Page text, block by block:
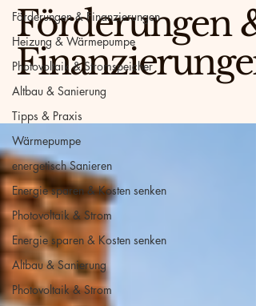
Förderungen & Finanzierungen
Heizung & Wärmepumpe
Photovoltaik & Stromspeicher
Altbau & Sanierung
Tipps & Praxis
Wärmepumpe
energetisch Sanieren
Energie sparen & Kosten senken
Photovoltaik & Strom
Energie sparen & Kosten senken
Altbau & Sanierung
Photovoltaik & Strom
Förderungen &
Finanzierungen